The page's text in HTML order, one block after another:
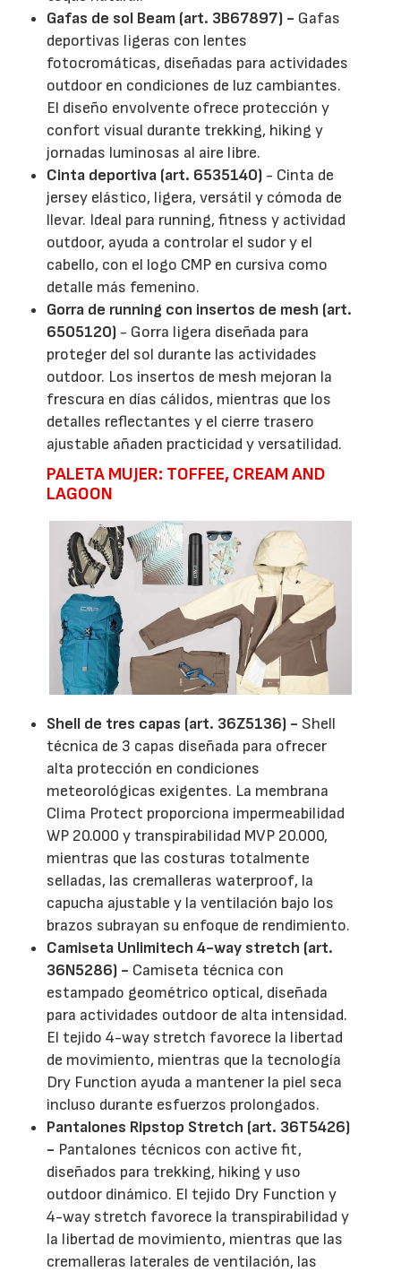
Gafas de sol Beam (art. 3B67897) - Gafas
deportivas ligeras con lentes
fotocromáticas, diseñadas para actividades
outdoor en condiciones de luz cambiantes.
El diseño envolvente ofrece protección y
confort visual durante trekking, hiking y
jornadas luminosas al aire libre.
Cinta deportiva (art. 6535140) - Cinta de
jersey elástico, ligera, versátil y cómoda de
llevar. Ideal para running, fitness y actividad
outdoor, ayuda a controlar el sudor y el
cabello, con el logo CMP en cursiva como
detalle más femenino.
Gorra de running con insertos de mesh (art.
6505120) - Gorra ligera diseñada para
proteger del sol durante las actividades
outdoor. Los insertos de mesh mejoran la
frescura en días cálidos, mientras que los
detalles reflectantes y el cierre trasero
ajustable añaden practicidad y versatilidad.
PALETA MUJER: TOFFEE, CREAM AND
LAGOON
Shell de tres capas (art. 36Z5136) - Shell
técnica de 3 capas diseñada para ofrecer
alta protección en condiciones
meteorológicas exigentes. La membrana
Clima Protect proporciona impermeabilidad
WP 20.000 y transpirabilidad MVP 20.000,
mientras que las costuras totalmente
selladas, las cremalleras waterproof, la
capucha ajustable y la ventilación bajo los
brazos subrayan su enfoque de rendimiento.
Camiseta Unlimitech 4-way stretch (art.
36N5286) - Camiseta técnica con
estampado geométrico optical, diseñada
para actividades outdoor de alta intensidad.
El tejido 4-way stretch favorece la libertad
de movimiento, mientras que la tecnología
Dry Function ayuda a mantener la piel seca
incluso durante esfuerzos prolongados.
Pantalones Ripstop Stretch (art. 36T5426)
- Pantalones técnicos con active fit,
diseñados para trekking, hiking y uso
outdoor dinámico. El tejido Dry Function y
4-way stretch favorece la transpirabilidad y
la libertad de movimiento, mientras que las
cremalleras laterales de ventilación, las